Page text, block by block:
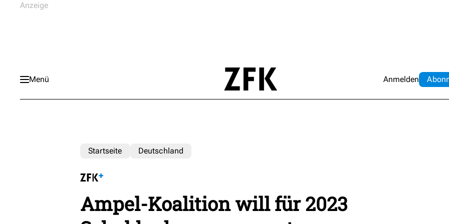
Menü Anmelden Abo
Startseite Deutschland
Ampel-Koalition will für 2023